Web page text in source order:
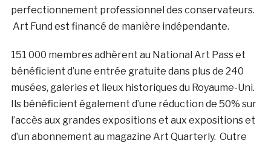
perfectionnement professionnel des conservateurs.
Art Fund est financé de manière indépendante.
151 000 membres adhèrent au National Art Pass et
bénéficient d’une entrée gratuite dans plus de 240
musées, galeries et lieux historiques du Royaume-Uni.
Ils bénéficient également d’une réduction de 50% sur
l’accès aux grandes expositions et aux expositions et
d’un abonnement au magazine Art Quarterly. Outre